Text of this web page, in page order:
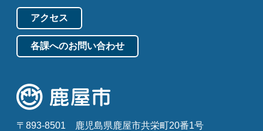
アクセス
各課へのお問い合わせ
〒893-8501
鹿児島県鹿屋市共栄町20番1号